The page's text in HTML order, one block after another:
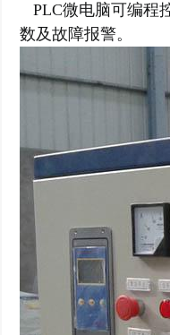
PLC微电脑可编程
数及故障报警。